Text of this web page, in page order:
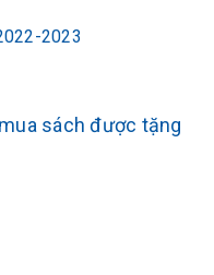
2023
sách được tặng